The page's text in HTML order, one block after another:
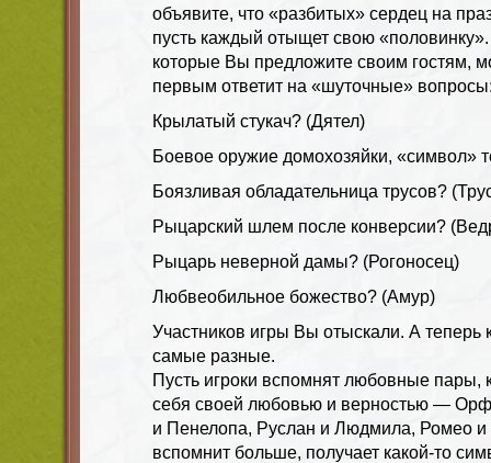
объявите, что «разбитых» сердец на
пусть каждый отыщет свою
которые Вы предложите своим гостям,
первым ответит на «шуточные»
Крылатый стукач? (Дятел)
Боевое оружие домохозяйки, «символ»
Боязливая обладательница трусов?
Рыцарский шлем после конверсии?
Рыцарь неверной дамы? (Рогоносец)
Любвеобильное божество? (Амур)
Участников игры Вы отыскали. А
самые разные.
Пусть игроки вспомнят любовные пары,
себя своей любовью и верностью —
и Пенелопа, Руслан и Людмила, Ромео и
вспомнит больше, получает какой-то